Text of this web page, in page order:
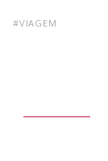
#VIAGEM